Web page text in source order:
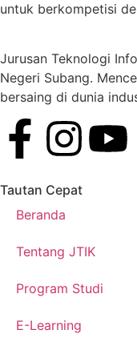
untuk berkompetisi
Jurusan Teknologi
Negeri Subang.
bersaing di dunia
Tautan Cepat
Beranda
Tentang JTIK
Program Studi
E-Learning